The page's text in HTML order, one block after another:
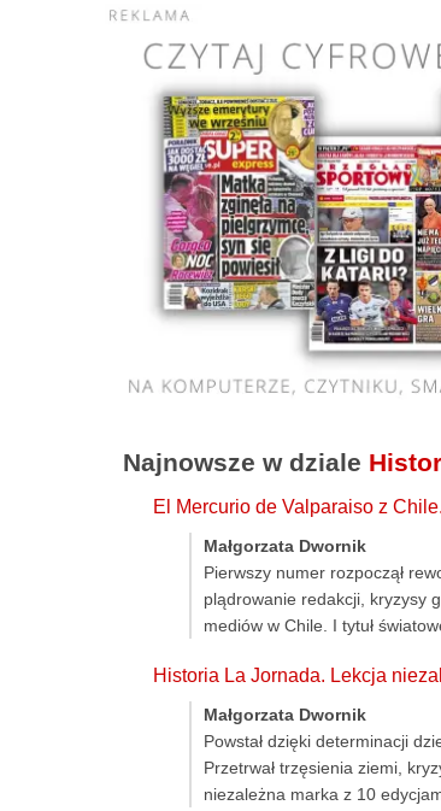
Najnowsze w dziale
El Mercurio de Valparaiso z
Małgorzata Dwornik
Pierwszy numer rozpoczął
plądrowanie redakcji, kryzysy
mediów w Chile. I tytuł
Historia La Jornada. Lekcja
Małgorzata Dwornik
Powstał dzięki determinacji
Przetrwał trzęsienia ziemi,
niezależna marka z 10